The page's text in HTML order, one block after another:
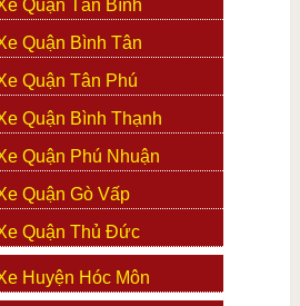
Quận Tân Bình
Quận Bình Tân
Quận Tân Phú
Quận Bình Thạnh
Quận Phú Nhuận
Quận Gò Vấp
Quận Thủ Đức
Huyện Hóc Môn